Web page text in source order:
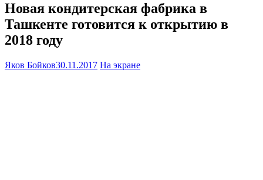
Новая кондитерская фабрика в
Ташкенте готовится к открытию в
2018 году
Яков Бойков30.11.2017 На экране